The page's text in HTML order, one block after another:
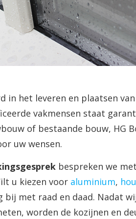
in het leveren en plaatsen van
vakmensen staat
of bestaande bouw, HG
uw wensen.
bespreken we
u kiezen voor aluminium,
bij met raad en daad. Nadat
worden de kozijnen en